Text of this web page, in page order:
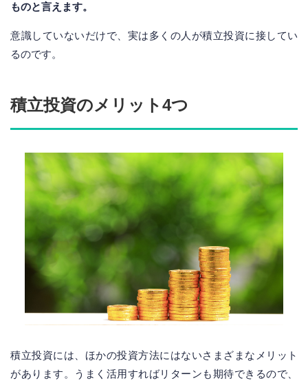
ものと言えます。
意識していないだけで、実は多くの人が積立投資に接してい
るのです。
積立投資のメリット4つ
積立投資には、ほかの投資方法にはないさまざまなメリット
があります。うまく活用すればリターンも期待できるので、